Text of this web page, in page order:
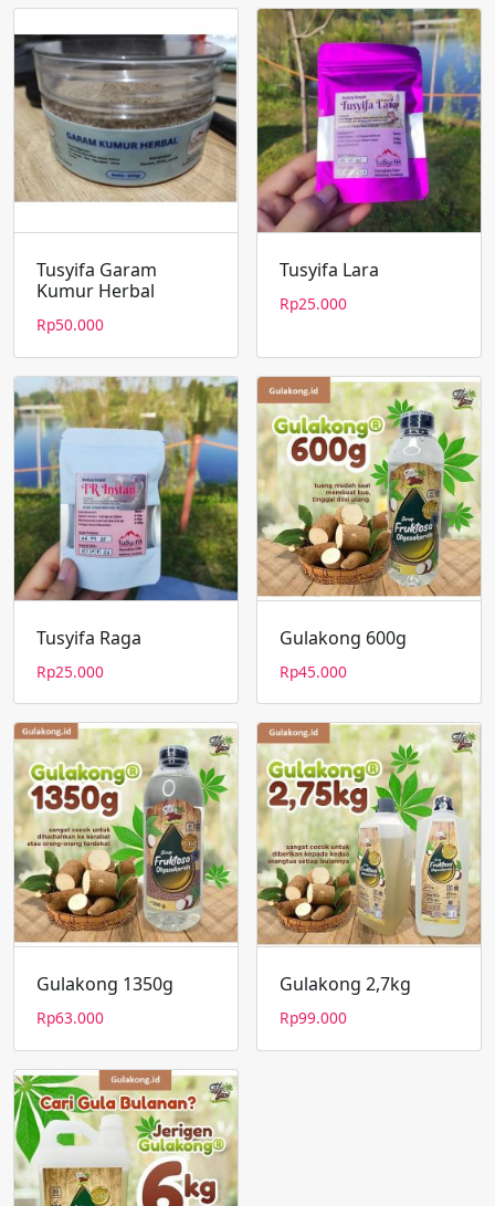
Tusyifa Garam
Kumur Herbal
Rp50.000
Tusyifa Lara
Rp25.000
Tusyifa Raga
Rp25.000
Gulakong 600g
Rp45.000
Gulakong 1350g
Rp63.000
Gulakong 2,7kg
Rp99.000